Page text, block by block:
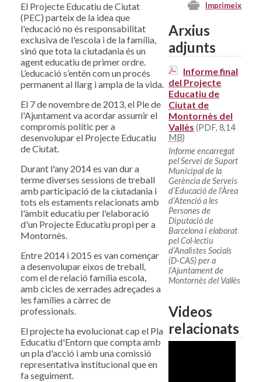
Imprimeix
El Projecte Educatiu de Ciutat
(PEC) parteix de la idea que
l'educació no és responsabilitat
exclusiva de l'escola i de la família,
sinó que tota la ciutadania és un
agent educatiu de primer ordre.
L’educació s’entén com un procés
permanent al llarg i ampla de la vida.
El 7 de novembre de 2013, el Ple de
l'Ajuntament va acordar assumir el
compromís polític per a
desenvolupar el Projecte Educatiu
de Ciutat.
Durant l'any 2014 es van dur a
terme diverses sessions de treball
amb participació de la ciutadania i
tots els estaments relacionats amb
l'àmbit educatiu per l'elaboració
d'un Projecte Educatiu propi per a
Montornès.
Entre 2014 i 2015 es van començar
a desenvolupar eixos de treball,
com el de relació família escola,
amb cicles de xerrades adreçades a
les famílies a càrrec de
professionals.
El projecte ha evolucionat cap el Pla
Educatiu d'Entorn que compta amb
un pla d'acció i amb una comissió
representativa institucional que en
fa seguiment.
Arxius
adjunts
Informe final
del Projecte
Educatiu de
Ciutat de
Montornès del
Vallès (PDF, 8,14
MB)
Informe encarregat
pel Servei de Suport
Municipal de la
Gerència de Serveis
d’Educació de l’Àrea
d’Atenció a les
Persones de
Diputació de
Barcelona i elaborat
pel Col·lectiu
d’Analistes Socials
(D-CAS) per a
l’Ajuntament de
Montornès del Vallès
Videos
relacionats